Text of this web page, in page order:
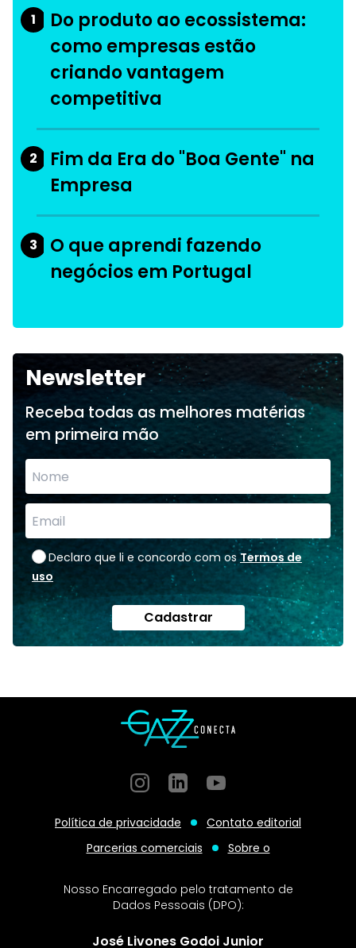
1
Do produto ao ecossistema:
como empresas estão
criando vantagem
competitiva
2
Fim da Era do "Boa Gente" na
Empresa
3
O que aprendi fazendo
negócios em Portugal
Newsletter
Receba todas as melhores matérias
em primeira mão
Declaro que li e concordo com os Termos de
uso
Cadastrar
InstagramGitHubGitHub
Política de privacidade
Contato editorial
Parcerias comerciais
Sobre o
Nosso Encarregado pelo tratamento de
Dados Pessoais (DPO):
José Livones Godoi Junior